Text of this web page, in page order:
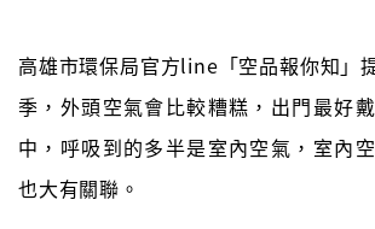
高雄市環保局官方line「空品報你知」
季，外頭空氣會比較糟糕，出門最好
中，呼吸到的多半是室內空氣，室內
也大有關聯。